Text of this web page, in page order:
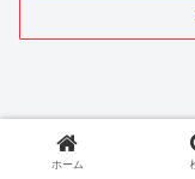
ホーム